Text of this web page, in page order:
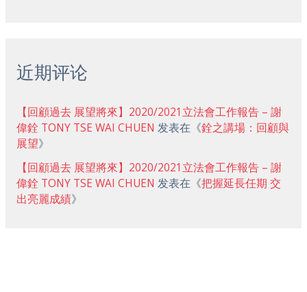
近期评论
【回顧過去 展望將來】2020/2021立法會工作報告 – 謝
偉銓 TONY TSE WAI CHUEN 发表在《銓之講場：回顧與
展望》
【回顧過去 展望將來】2020/2021立法會工作報告 – 謝
偉銓 TONY TSE WAI CHUEN 发表在《把握延長任期 交
出亮麗成績》